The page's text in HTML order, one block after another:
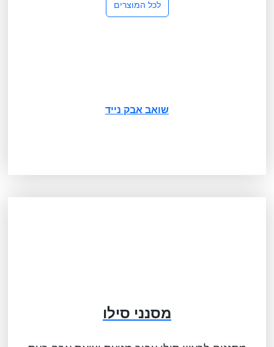
לכל המוצרים
שואב אבק נייד
מסנני סילו